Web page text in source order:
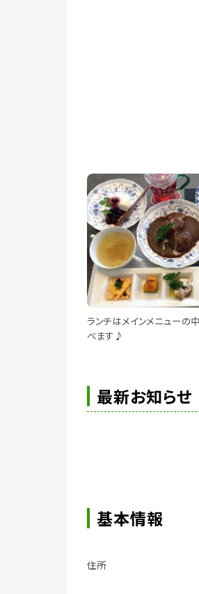
ランチはメインメニューの
べます♪
最新お知らせ
基本情報
住所